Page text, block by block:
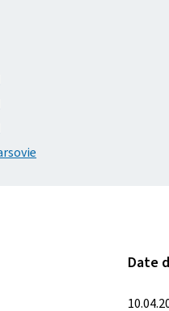
Date